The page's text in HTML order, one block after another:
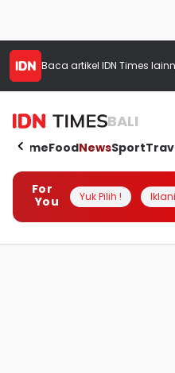
Baca artikel IDN Times
BALI
HomeFoodNewsSport
For
You
Yuk Pilih !